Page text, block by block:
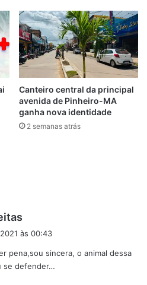
Luís-MA
20 de fevereiro de 2023
Em "POLÍCIA"
Canteiro central da principal
avenida de Pinheiro-MA
ganha nova identidade
2 semanas atrás
s
e
às 00:43
pena,sou sincera, o animal dessa
se defender…